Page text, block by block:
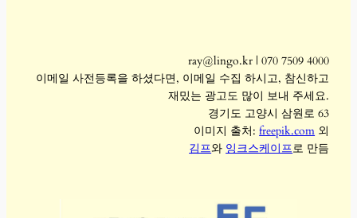
ray@lingo.kr | 070 7509 4000
이메일 사전등록을 하셨다면, 이메일 수집 하시고, 참신하고
재밌는 광고도 많이 보내 주세요.
경기도 고양시 삼원로 63
이미지 출처:freepik.com 외
김프와 잉크스케이프로 만듬